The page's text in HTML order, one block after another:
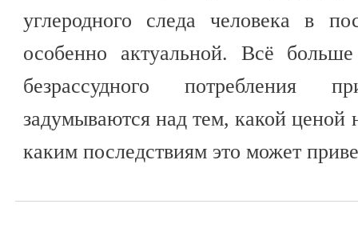
углеродного следа человека в
особенно актуальной. Всё
безрассудного потребления
задумываются над тем, какой ценой
каким последствиям это может